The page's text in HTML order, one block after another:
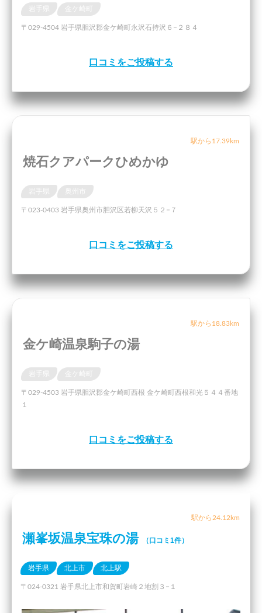
岩手県 金ケ崎町
〒029-4504 岩手県胆沢郡金ケ崎町永沢石持沢６−２８４
口コミをご投稿する
駅から17.39km
焼石クアパークひめかゆ
岩手県
〒023-0403 岩手県奥州市胆沢区若柳天沢５２−７
口コミをご投稿する
駅から18.83km
金ケ崎温泉駒子の湯
岩手県 金ケ崎町
〒029-4503 岩手県胆沢郡金ケ崎町西根 金ケ崎町西根和光５４４番地
１
口コミをご投稿する
駅から24.12km
瀬峯坂温泉宝珠の湯 （口コミ1件）
岩手県 北上市 北上駅
〒024-0321 岩手県北上市和賀町岩崎２地割３−１